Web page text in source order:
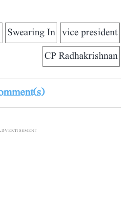
vice president
Swearing In
CP Radhakrishnan